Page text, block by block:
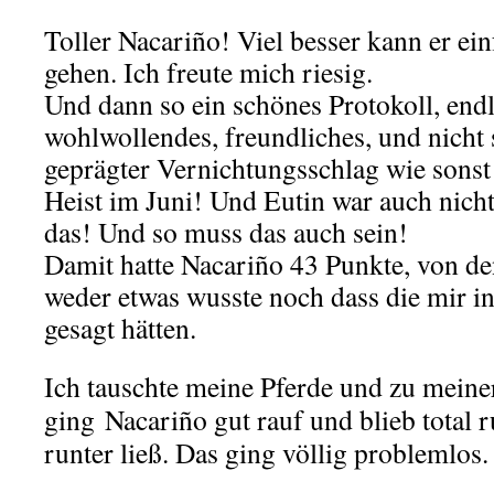
Toller Nacariño! Viel besser kann er
gehen. Ich freute mich riesig.
Und dann so ein schönes Protokoll,
wohlwollendes, freundliches, und nicht
geprägter Vernichtungsschlag wie
Heist im Juni! Und Eutin war auch
das! Und so muss das auch sein!
Damit hatte Nacariño 43 Punkte, von
weder etwas wusste noch dass die mir
gesagt hätten.
Ich tauschte meine Pferde und zu
ging Nacariño gut rauf und blieb total
runter ließ. Das ging völlig problemlos.